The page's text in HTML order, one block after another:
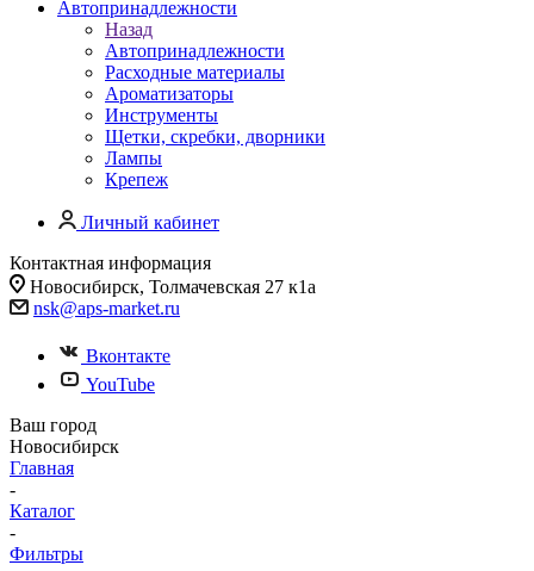
Автопринадлежности
Назад
Автопринадлежности
Расходные материалы
Ароматизаторы
Инструменты
Щетки, скребки, дворники
Лампы
Крепеж
Личный кабинет
Контактная информация
Новосибирск, Толмачевская 27 к1а
nsk@aps-market.ru
Вконтакте
YouTube
Ваш город
Новосибирск
Главная
-
Каталог
-
Фильтры